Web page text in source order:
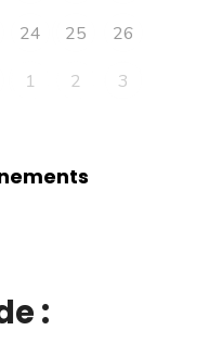
24 25
26
1 2 3
: